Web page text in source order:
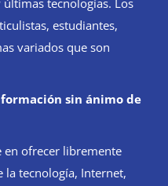
tecnologías. Los
estudiantes,
variados que son
sin ánimo de
en ofrecer libremente
la tecnología, Internet,